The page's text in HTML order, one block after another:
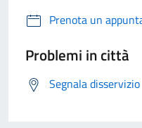
Prenota un
Problemi in città
Segnala disservizio